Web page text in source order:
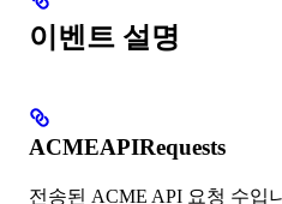
이벤트 설명
ACMEAPIRequests
전송된 ACME API 요청 수입